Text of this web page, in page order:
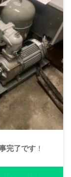
完了です ！